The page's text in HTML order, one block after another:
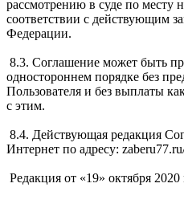
рассмотрению в суде по месту
соответствии с действующим
Федерации.
8.3. Соглашение может быть
одностороннем порядке без
Пользователя и без выплаты
с этим.
8.4. Действующая редакция
Интернет по адресу:
Редакция от «19» октября 2020